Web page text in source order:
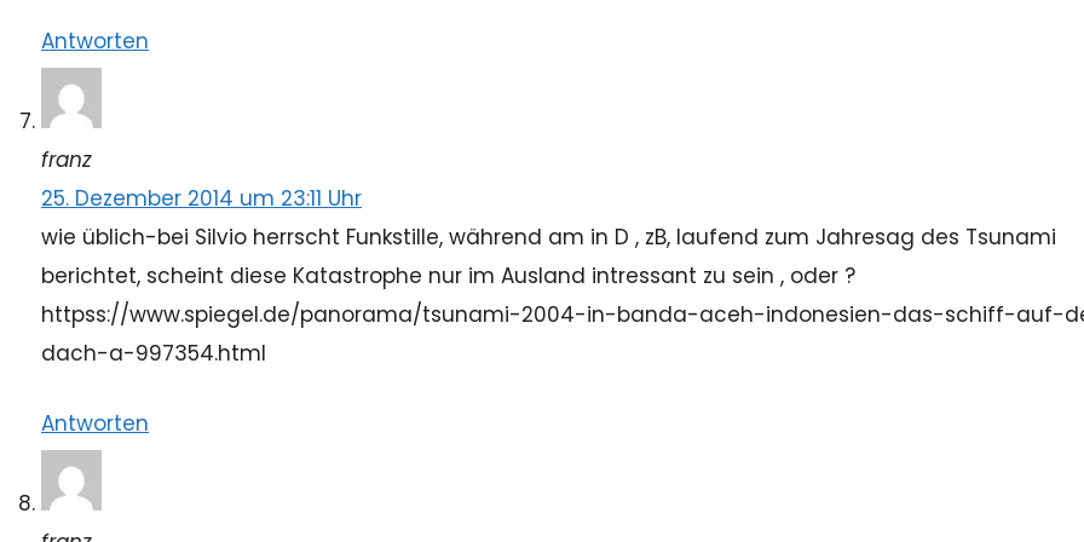
Antworten
franz
25. Dezember 2014 um 23:11 Uhr
wie üblich-bei Silvio herrscht Funkstille, während am in D , zB, laufend zum Jahresag des Tsunami
berichtet, scheint diese Katastrophe nur im Ausland intressant zu sein , oder ?
httpss://www.spiegel.de/panorama/tsunami-2004-in-banda-aceh-indonesien-das-schiff-auf-
dach-a-997354.html
Antworten